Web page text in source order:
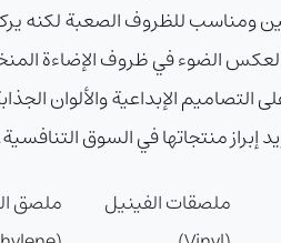
ومناسب للظروف الصعبة لكنه
الضوء في ظروف الإضاءة
إبراز منتجاتها في السوق
ملصقات الفينيل
ملصق